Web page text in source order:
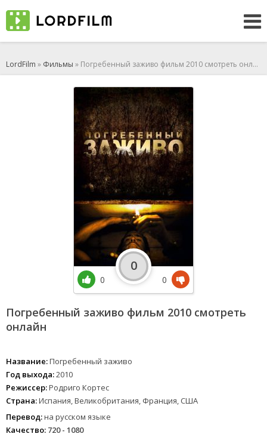
LordFilm » Фильмы » Погребенный заживо фильм 2010 смотреть онлайн
Погребенный заживо фильм 2010 смотреть
онлайн
Название:Погребенный заживо
Год выхода:2010
Режиссер:Родриго Кортес
Страна:Испания, Великобритания, Франция, США
Перевод:на русском языке
Качество: 720 - 1080
0
0
0